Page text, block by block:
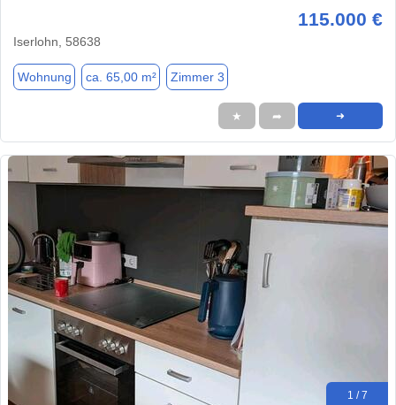
115.000 €
Iserlohn, 58638
Wohnung ca. 65,00 m² Zimmer 3
★ ➦ ➜
1 / 7